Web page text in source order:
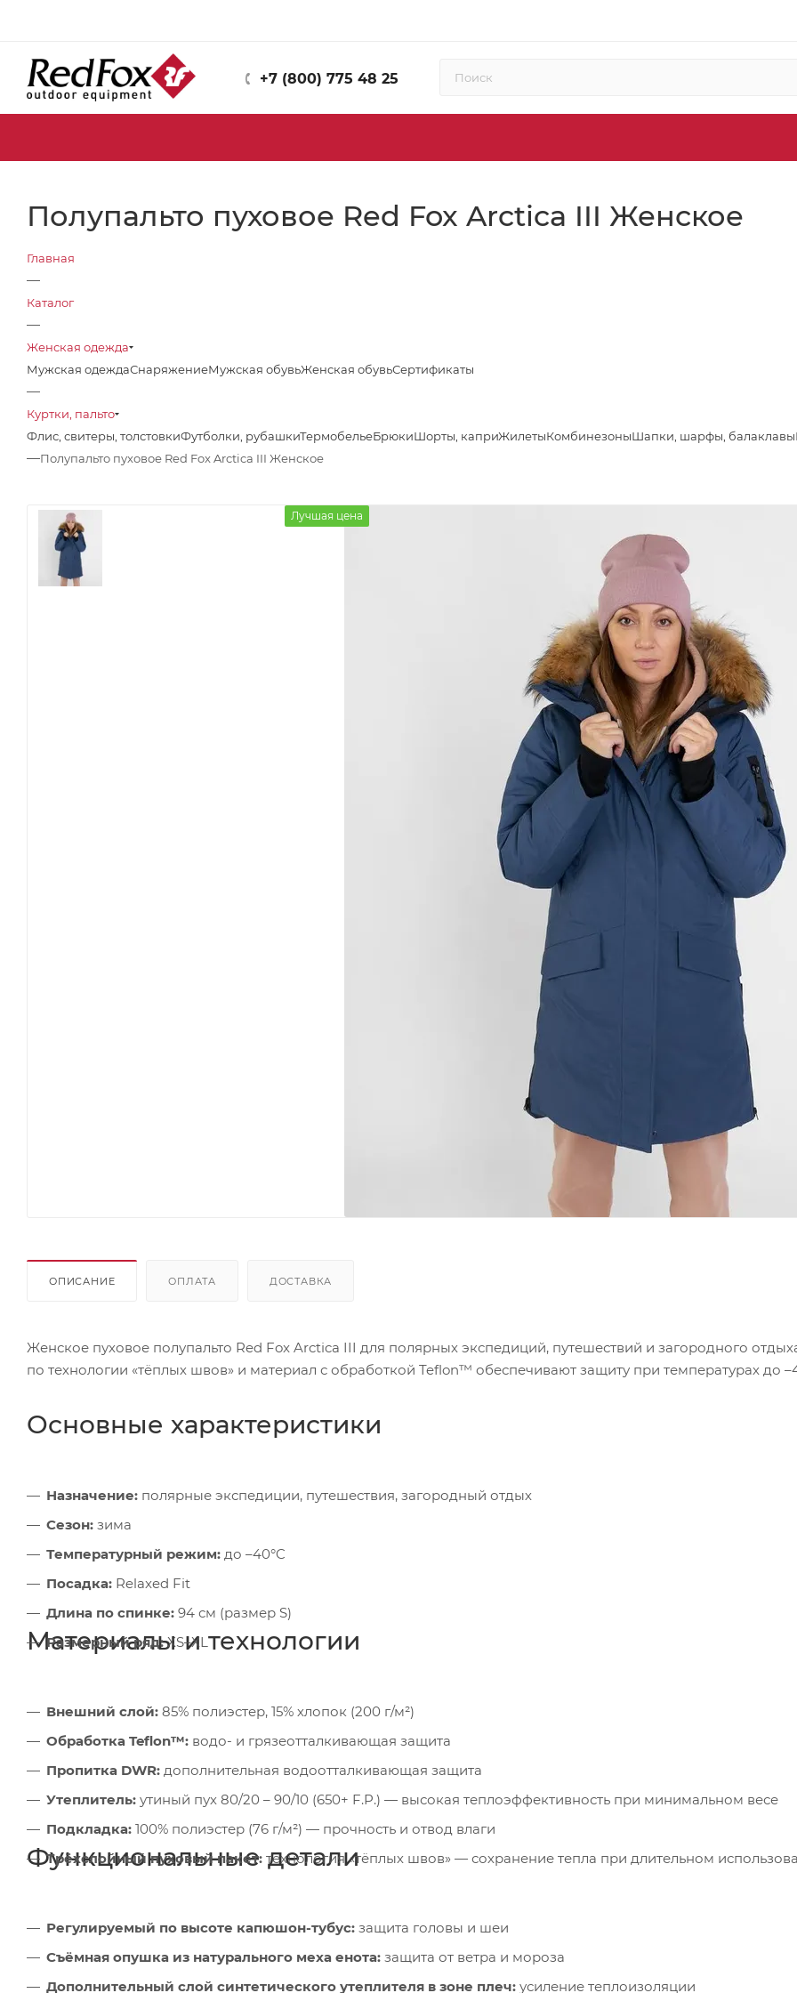
+7 (800) 775 48 25
Полупальто пуховое Red Fox Arctica III Женское
Главная
—
Каталог
—
Женская одежда
Мужская одеждаСнаряжениеМужская обувьЖенская обувьСертификаты
—
Куртки, пальто
Флис, свитеры, толстовкиФутболки, рубашкиТермобельеБрюкиШорты, каприЖилетыКомбинезоныШапки, шарфы, балаклавы
—Полупальто пуховое Red Fox Arctica III Женское
Лучшая цена
ОПИСАНИЕ ОПЛАТА ДОСТАВКА
Женское пуховое полупальто Red Fox Arctica III для полярных экспедиций, путешествий и загородного
по технологии «тёплых швов» и материал с обработкой Teflon™ обеспечивают защиту при температурах до
Основные характеристики
Назначение: полярные экспедиции, путешествия, загородный отдых
Сезон: зима
Температурный режим: до –40°C
Посадка: Relaxed Fit
Длина по спинке: 94 см (размер S)
Размерный ряд:XS–XL
Материалы и технологии
Внешний слой: 85% полиэстер, 15% хлопок (200 г/м²)
Обработка Teflon™: водо- и грязеотталкивающая защита
Пропитка DWR: дополнительная водоотталкивающая защита
Утеплитель: утиный пух 80/20 – 90/10 (650+ F.P.) — высокая теплоэффективность при минимальном весе
Подкладка: 100% полиэстер (76 г/м²) — прочность и отвод влаги
Трёхслойный пуховый пакет: технология «тёплых швов» — сохранение тепла при длительном
Функциональные детали
Регулируемый по высоте капюшон-тубус: защита головы и шеи
Съёмная опушка из натурального меха енота: защита от ветра и мороза
Дополнительный слой синтетического утеплителя в зоне плеч: усиление теплоизоляции